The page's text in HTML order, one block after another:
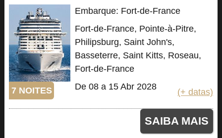
7 NOITES
Embarque: Fort-de-France
Fort-de-France, Pointe-à-Pitre,
Philipsburg, Saint John's,
Basseterre, Saint Kitts, Roseau,
Fort-de-France
De 08 a 15 Abr 2028
(+ datas)
SAIBA MAIS